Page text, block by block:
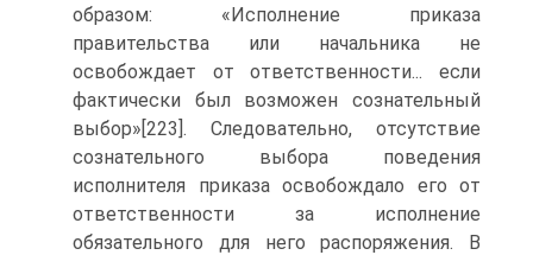
образом: «Исполнение приказа
правительства или начальника не
освобождает от ответственности... если
фактически был возможен сознательный
выбор»[223]. Следовательно, отсутствие
сознательного выбора поведения
исполнителя приказа освобождало его от
ответственности за исполнение
обязательного для него распоряжения. В